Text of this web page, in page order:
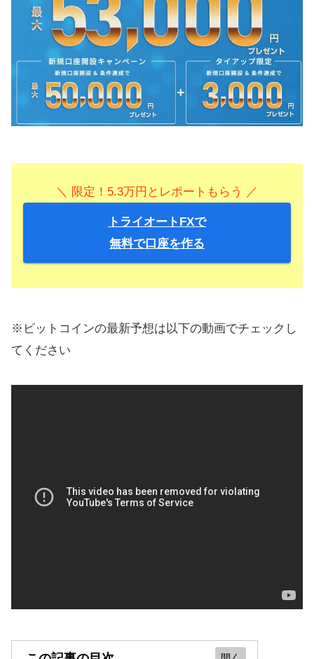
＼ 限定！5.3万円とレポートもらう ／
トライオートFXで
無料で口座を作る
※ビットコインの最新予想は以下の動画でチェックし
てください